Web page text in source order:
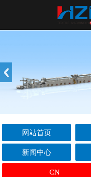
网站首页
新闻中心
CN